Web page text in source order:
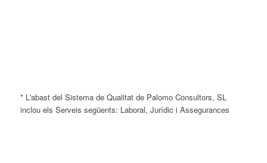
* L'abast del Sistema de Qualitat de Palomo Consultors, SL
inclou els Serveis següents: Laboral, Jurídic i Assegurances